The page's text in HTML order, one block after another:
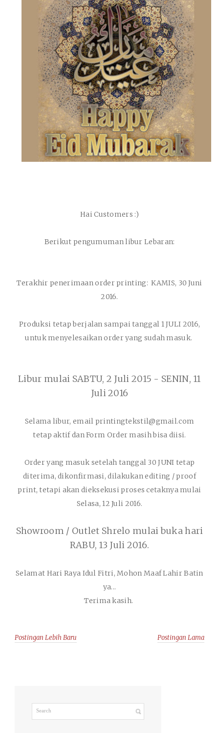
Hai Customers :)
Berikut pengumuman libur Lebaran:
Terakhir penerimaan order printing:KAMIS, 30 Juni
2016.
Produksi tetap berjalan sampai tanggal 1 JULI 2016,
untuk menyelesaikan order yang sudah masuk.
Libur mulai SABTU, 2 Juli 2015 - SENIN, 11
Juli 2016
Selama libur, email printingtekstil@gmail.com
tetap aktif dan Form Order masih bisa diisi.
Order yang masuk setelah tanggal 30 JUNI tetap
diterima, dikonfirmasi, dilakukan editing / proof
print, tetapi akan dieksekusi proses cetaknya mulai
Selasa, 12 Juli 2016.
Showroom / Outlet Shrelo mulai buka hari
RABU, 13 Juli 2016.
Selamat Hari Raya Idul Fitri, Mohon Maaf Lahir Batin
ya...
Terima kasih.
Postingan Lebih Baru Postingan Lama